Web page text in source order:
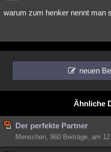
warum zum henker nennt man
neuen
Ähnliche
Der perfekte Partner
Menschen, 960 Beiträge, am